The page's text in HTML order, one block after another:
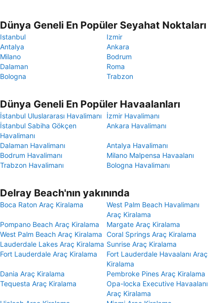
Dünya Geneli En Popüler Seyahat Noktaları
Istanbul
Izmir
Antalya
Ankara
Milano
Bodrum
Dalaman
Roma
Bologna
Trabzon
Dünya Geneli En Popüler Havaalanları
İstanbul Uluslararası Havalimanı
İzmir Havalimanı
İstanbul Sabiha Gökçen
Havalimanı
Ankara Havalimanı
Dalaman Havalimanı
Antalya Havalimanı
Bodrum Havalimanı
Milano Malpensa Havaalanı
Trabzon Havalimanı
Bologna Havalimanı
Delray Beach'nın yakınında
Boca Raton Araç Kiralama
West Palm Beach Havalimanı
Araç Kiralama
Pompano Beach Araç Kiralama
Margate Araç Kiralama
West Palm Beach Araç Kiralama Coral Springs Araç Kiralama
Lauderdale Lakes Araç Kiralama Sunrise Araç Kiralama
Fort Lauderdale Araç Kiralama
Fort Lauderdale Havaalanı Araç
Kiralama
Dania Araç Kiralama
Pembroke Pines Araç Kiralama
Tequesta Araç Kiralama
Opa-locka Executive Havaalanı
Araç Kiralama